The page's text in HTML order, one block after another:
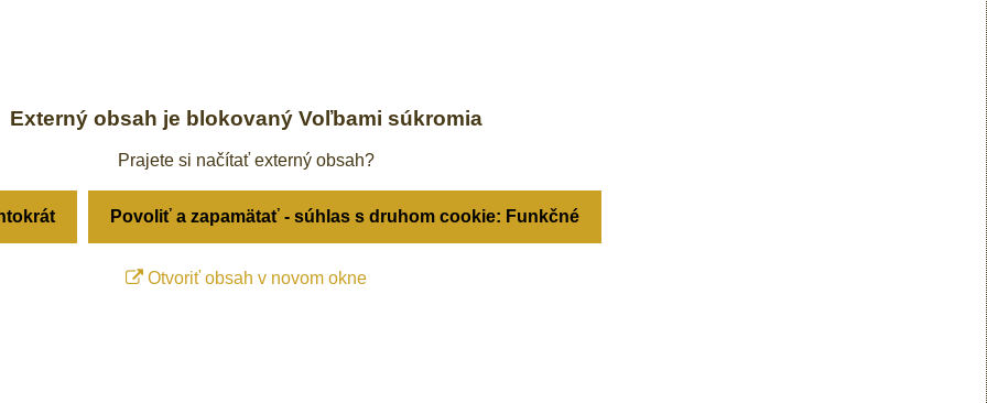
Externý obsah je blokovaný Voľbami súkromia
Prajete si načítať externý obsah?
Povoliť a zapamätať - súhlas s druhom cookie: Funkčné
Otvoriť obsah v novom okne